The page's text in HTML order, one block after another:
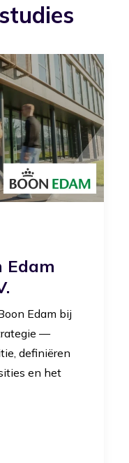
Edam
Edam bij
—
definiëren
en het